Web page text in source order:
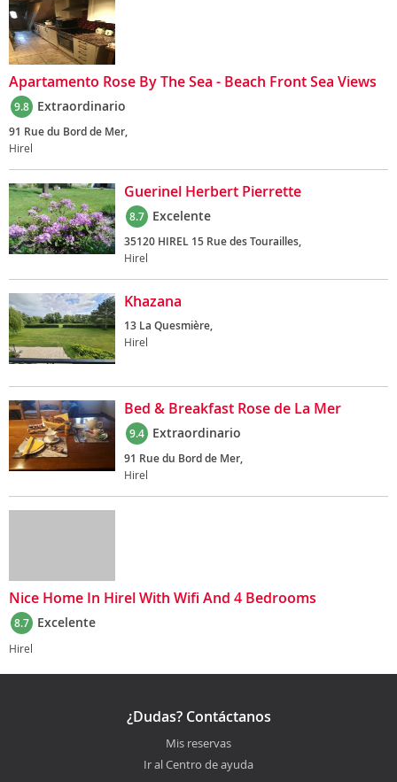
Apartamento Rose By The Sea - Beach Front Sea Views
9.8 Extraordinario
91 Rue du Bord de Mer,
Hirel
Guerinel Herbert Pierrette
8.7 Excelente
35120 HIREL 15 Rue des Tourailles,
Hirel
Khazana
13 La Quesmière,
Hirel
Bed & Breakfast Rose de La Mer
9.4 Extraordinario
91 Rue du Bord de Mer,
Hirel
Nice Home In Hirel With Wifi And 4 Bedrooms
8.7 Excelente
Hirel
¿Dudas? Contáctanos
Mis reservas
Ir al Centro de ayuda